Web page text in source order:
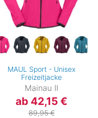
MAUL Sport - Unisex
Freizeitjacke
Mainau II
ab 42,15 €
89,95 €